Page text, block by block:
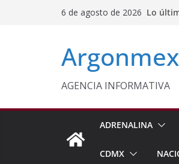
6 de agosto de 2026 Lo
AGENCIA INFORMATIVA
ADRENALINA
CDMX